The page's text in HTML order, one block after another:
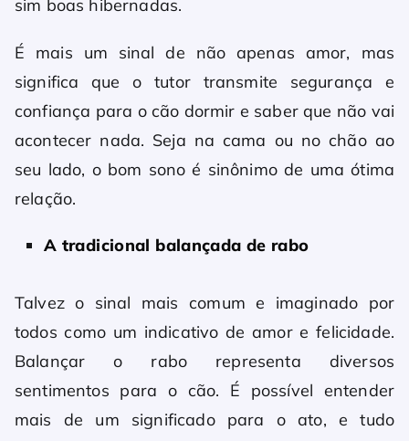
sim boas hibernadas.
É mais um sinal de não apenas amor, mas
significa que o tutor transmite segurança e
confiança para o cão dormir e saber que não vai
acontecer nada. Seja na cama ou no chão ao
seu lado, o bom sono é sinônimo de uma ótima
relação.
A tradicional balançada de rabo
Talvez o sinal mais comum e imaginado por
todos como um indicativo de amor e felicidade.
Balançar o rabo representa diversos
sentimentos para o cão. É possível entender
mais de um significado para o ato, e tudo